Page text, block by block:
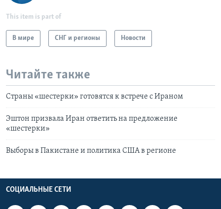
This item is part of
В мире СНГ и регионы Новости
Читайте также
Страны «шестерки» готовятся к встрече с Ираном
Эштон призвала Иран ответить на предложение
«шестерки»
Выборы в Пакистане и политика США в регионе
СОЦИАЛЬНЫЕ СЕТИ